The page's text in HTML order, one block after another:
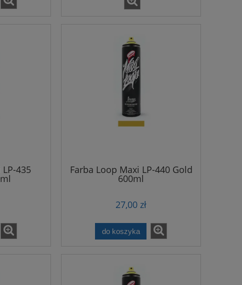
435 Farba Loop Maxi LP-440 Gold
600ml
27,00 zł
do koszyka